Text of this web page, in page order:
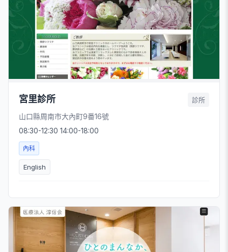
宮里診所 診所
山口縣周南市大內町9番16號
08:30-12:30 14:00-18:00
內科
English